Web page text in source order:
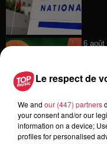
6 août
Au
6 août
Les
Le respect de
We and our (447) partners
your consent and/or our
information on a device;
profiles for personalised